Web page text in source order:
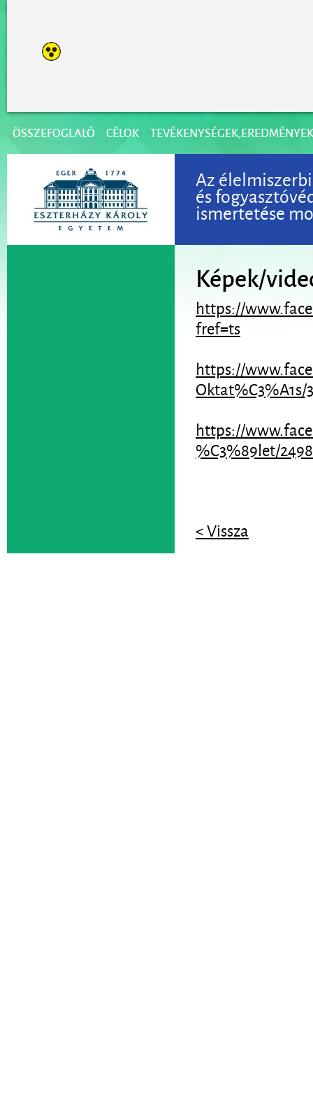
ÖSSZEFOGLALÓ CÉLOK TEVÉKENYSÉGEK,EREDMÉNYEK
Az
és
ismertetése
Képek/
https://
fref=ts
https://
Oktat%C3%A1s/
https://
%C3%89let/
< Vissza